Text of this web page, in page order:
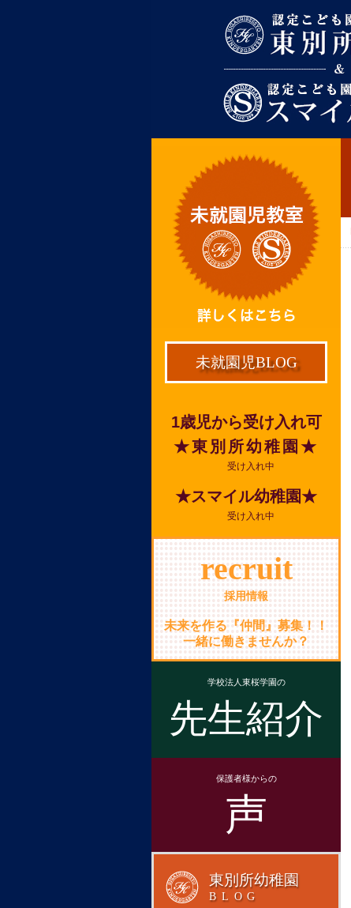
未就園児BLOG
1歳児から受け入れ可
★東別所幼稚園★
受け入れ中
★スマイル幼稚園★
受け入れ中
recruit
採用情報
未来を作る『仲間』募集！！
一緒に働きませんか？
学校法人東桜学園の
先生紹介
保護者様からの
声
東別所幼稚園
BLOG